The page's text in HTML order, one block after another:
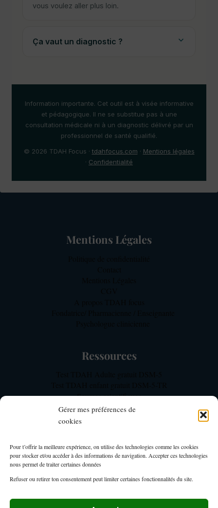
Gérer mes préférences de
cookies
Pour t’offrir la meilleure expérience, on utilise des technologies comme les cookies
pour stocker et/ou accéder à des informations de navigation. Accepter ces technologies
nous permet de traiter certaines données
Refuser ou retirer ton consentement peut limiter certaines fonctionnalités du site.
vous voulez aller plus loin.
Ça vaut un diagnostic ?
Information importante. Cet outil est à visée informative
et pédagogique. Il ne se substitue pas à une
consultation médicale ni à un diagnostic délivré par un
professionnel de santé qualifié.
© 2026 TDAH Focus · tdahfocus.com · Mentions légales
· Confidentialité
Mentions Légales
Ressources
Sources scientifiques
Notre méthodologie d’expertise TDAH
Mon Compte
Mon compte TDAH Focus – Membres
Page du tableau de bord formations
Espace membre